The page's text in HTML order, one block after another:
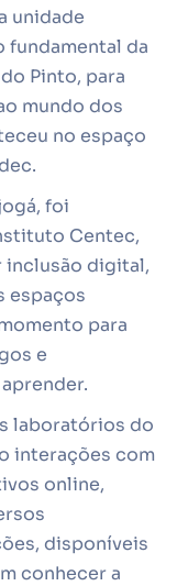
unidade
fundamental da
Pinto, para
mundo dos
no espaço
foi
Centec,
digital,
espaços
para
e
laboratórios do
interações com
online,
disponíveis
conhecer a